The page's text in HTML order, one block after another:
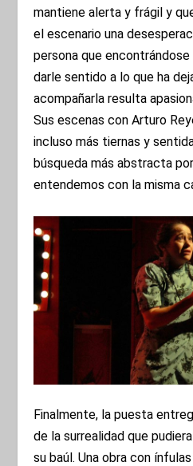
mantiene alerta y frágil y
el escenario una
persona que
darle sentido a lo que ha
acompañarla resulta
Sus escenas con Arturo
incluso más tiernas y
búsqueda más abstracta
entendemos con la misma
Finalmente, la puesta
de la surrealidad que
su baúl. Una obra con